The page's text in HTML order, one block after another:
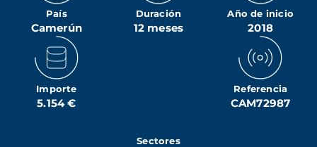
País
Camerún
Duración
12 meses
Año de inicio
2018
Importe
5.154 €
Referencia
CAM72987
Sectores